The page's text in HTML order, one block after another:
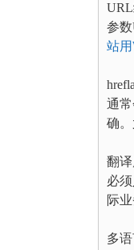
参
站用
通
确
翻
必
际
多